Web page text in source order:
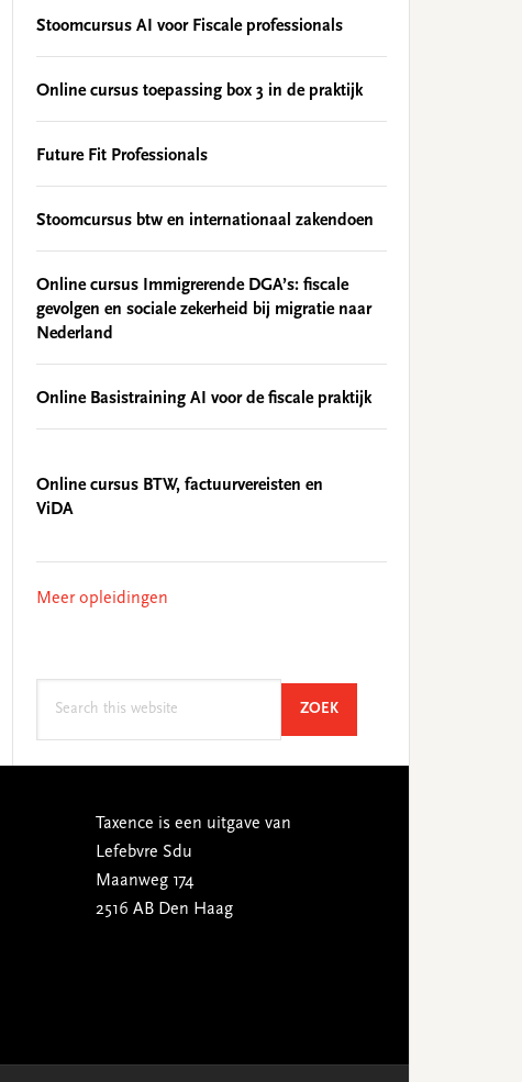
Stoomcursus AI voor Fiscale professionals
Online cursus toepassing box 3 in de praktijk
Future Fit Professionals
Stoomcursus btw en internationaal zakendoen
Online cursus Immigrerende DGA’s: fiscale
gevolgen en sociale zekerheid bij migratie naar
Nederland
Online Basistraining AI voor de fiscale praktijk
Online cursus BTW, factuurvereisten en
ViDA
Meer opleidingen
ZOEKSEARCH
Taxence is een uitgave van
Lefebvre Sdu
Maanweg 174
2516 AB Den Haag